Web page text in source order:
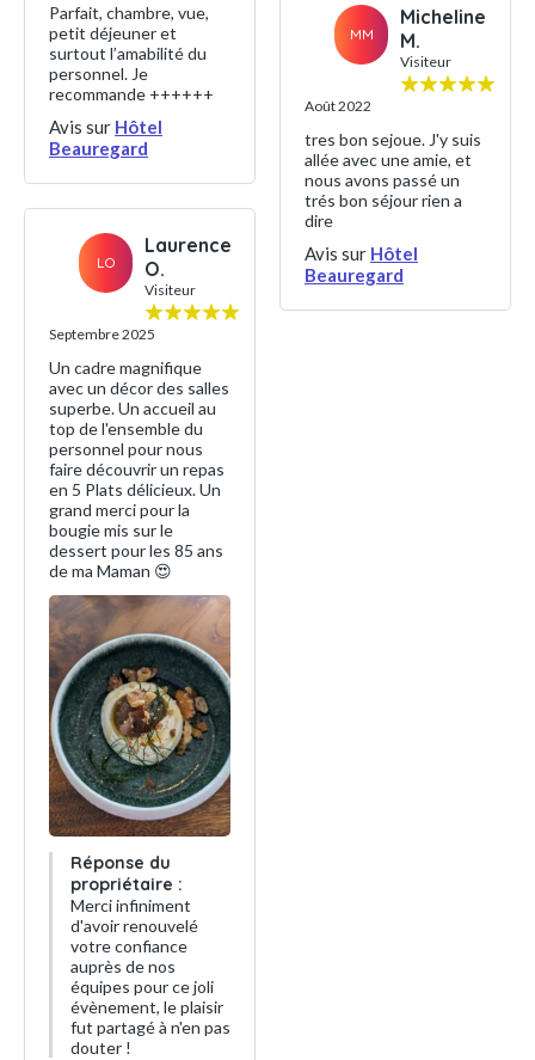
Parfait, chambre, vue,
petit déjeuner et
surtout l’amabilité du
personnel. Je
recommande ++++++
Avis sur Hôtel
Beauregard
LO
Laurence
O.
Visiteur
Septembre 2025
Un cadre magnifique
avec un décor des salles
superbe. Un accueil au
top de l'ensemble du
personnel pour nous
faire découvrir un repas
en 5 Plats délicieux. Un
grand merci pour la
bougie mis sur le
dessert pour les 85 ans
de ma Maman 😍
Réponse du
propriétaire :
Merci infiniment
d'avoir renouvelé
votre confiance
auprès de nos
équipes pour ce joli
évènement, le plaisir
fut partagé à n'en pas
douter !
MM
Micheline
M.
Visiteur
Août 2022
tres bon sejoue. J'y suis
allée avec une amie, et
nous avons passé un
trés bon séjour rien a
dire
Avis sur Hôtel
Beauregard